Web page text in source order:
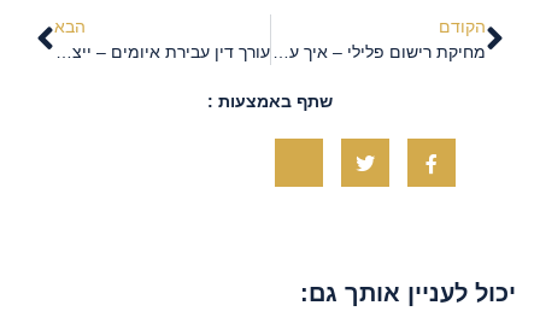
הקודם
מחיקת רישום פלילי – איך עו"ד פלילי יכול לעזור?
הבא
עורך דין עבירת איומים – ייצוג משפטי בעבירות פליליות נפוצות
שתף באמצעות :
יכול לעניין אותך גם: